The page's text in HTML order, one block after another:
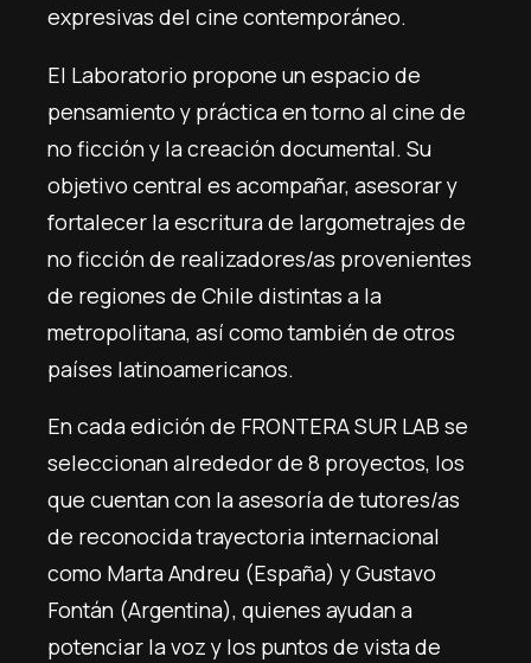
expresivas del cine contemporáneo.
El Laboratorio propone un espacio de
pensamiento y práctica en torno al cine de
no ficción y la creación documental. Su
objetivo central es acompañar, asesorar y
fortalecer la escritura de largometrajes de
no ficción de realizadores/as provenientes
de regiones de Chile distintas a la
metropolitana, así como también de otros
países latinoamericanos.
En cada edición de FRONTERA SUR LAB se
seleccionan alrededor de 8 proyectos, los
que cuentan con la asesoría de tutores/as
de reconocida trayectoria internacional
como Marta Andreu (España) y Gustavo
Fontán (Argentina), quienes ayudan a
potenciar la voz y los puntos de vista de